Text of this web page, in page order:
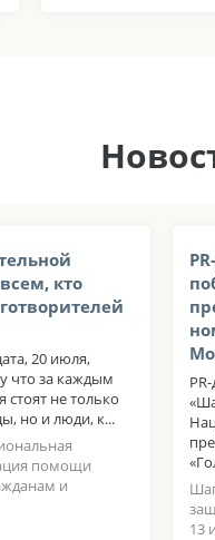
кто
20 июля,
что за каждым
не только
но и люди, к...
помощи
и
13